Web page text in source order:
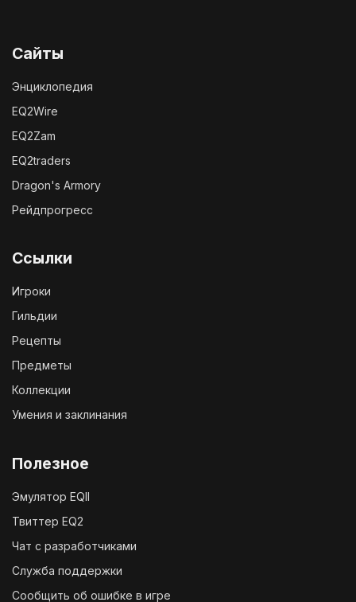
Сайты
Энциклопедия
EQ2Wire
EQ2Zam
EQ2traders
Dragon's Armory
Рейдпрогресс
Ссылки
Игроки
Гильдии
Рецепты
Предметы
Коллекции
Умения и заклинания
Полезное
Эмулятор EQII
Твиттер EQ2
Чат с разработчиками
Служба поддержки
Сообщить об ошибке в игре